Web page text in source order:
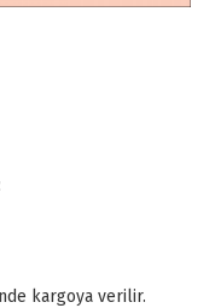
kargoya verilir.